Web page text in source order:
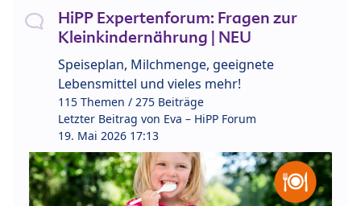
HiPP Expertenforum: Fragen zur
Kleinkindernährung | NEU
Speiseplan, Milchmenge, geeignete
Lebensmittel und vieles mehr!
115 Themen / 275 Beiträge
Letzter Beitrag von Eva – HiPP Forum
19. Mai 2026 17:13